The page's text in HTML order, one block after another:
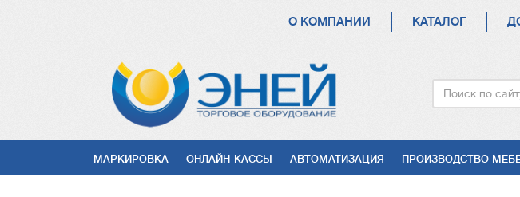
НАВИГАЦИЯ
О КОМПАНИИ КАТАЛОГ
Поиск
УСЛУГИ
МАРКИРОВКА ОНЛАЙН-КАССЫ АВТОМАТИЗАЦИЯ ПРОИЗВОДСТВО